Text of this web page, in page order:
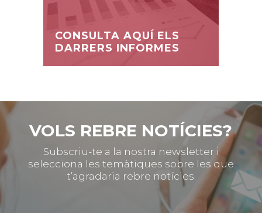
CONSULTA AQUÍ ELS
DARRERS INFORMES
VOLS REBRE NOTÍCIES?
Subscriu-te a la nostra newsletter i
selecciona les temàtiques sobre les que
t’agradaria rebre notícies.